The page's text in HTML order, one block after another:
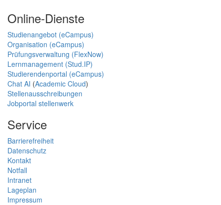
Online-Dienste
Studienangebot (eCampus)
Organisation (eCampus)
Prüfungsverwaltung (FlexNow)
Lernmanagement (Stud.IP)
Studierendenportal (eCampus)
Chat AI (Academic Cloud)
Stellenausschreibungen
Jobportal stellenwerk
Service
Barrierefreiheit
Datenschutz
Kontakt
Notfall
Intranet
Lageplan
Impressum